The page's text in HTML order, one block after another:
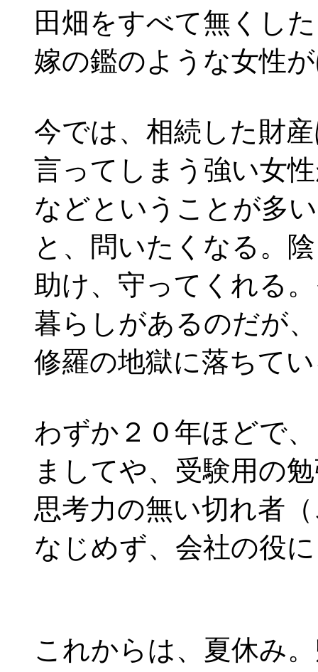
田畑をすべて無くし
嫁の鑑のような女性
今では、相続した財
言ってしまう強い女
などということが多
と、問いたくなる。
助け、守ってくれる
暮らしがあるのだが
修羅の地獄に落ちて
わずか２０年ほどで
ましてや、受験用の
思考力の無い切れ者
なじめず、会社の役
これからは、夏休み